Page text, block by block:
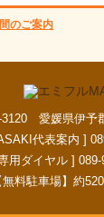
のご案内
3120 愛媛県伊予
代表案内 ]
用ダイヤル ]
無料駐車場】約